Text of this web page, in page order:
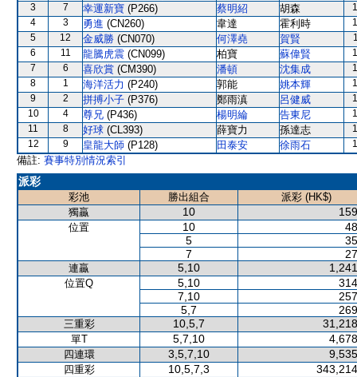
3
7 幸運新寶 (P266) 蔡明紹 胡森
4
3 勇進 (CN260) 韋達 霍利時
5
12 金威勝 (CN070) 何澤堯 賀賢
6
11 龍騰虎震 (CN099) 柏寶 蘇偉賢
7
6 喜欣賞 (CM390) 潘頓 沈集成
8
1 海洋活力 (P240) 郭能 姚本輝
9
2 拼搏小子 (P376) 鄭雨滇 呂健威
10
4 尊兄 (P436) 楊明綸 告東尼
11
8 好球 (CL393) 薛寶力 孫達志
12
9 皇龍大師 (P128) 田泰安 徐雨石
備註: 賽事特別情況索引
派彩
彩池 勝出組合
派彩 (HK$)
獨贏
10
位置 10
5
7
連贏 5,10
位置Q 5,10
7,10
5,7
三重彩 10,5,7
單T 5,7,10
四連環 3,5,7,10
四重彩 10,5,7,3